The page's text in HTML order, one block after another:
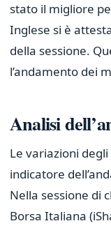
stato il migliore
Inglese si è
della sessione.
l’andamento dei
Analisi
Le variazioni
indicatore
Nella sessione di
Borsa Italiana